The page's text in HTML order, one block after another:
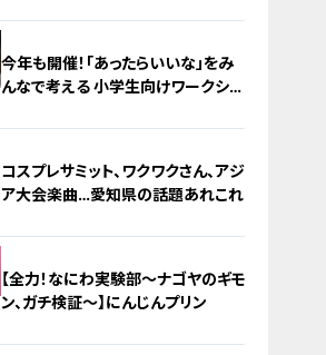
今年も開催！「あったらいいな」をみ
んなで考える 小学生向けワークショ
コスプレサミット、ワクワクさん、アジ
ア大会楽曲…愛知県の話題あれこれ
【全力！なにわ実験部～ナゴヤのギモ
ン、ガチ検証～】にんじんプリン